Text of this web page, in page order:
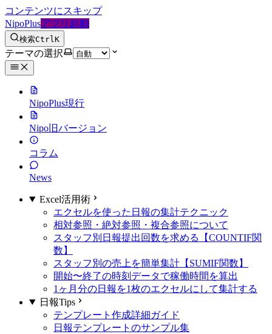
コンテンツにスキップ
NipoPlusアプリ起動
検索CtrlK
テーマの選択
NipoPlus現行
Nipo 旧バージョン
コラム
News
Excel活用術
エクセルを使った日報の集計テクニック
相対参照・絶対参照・複合参照について
スタッフ別日報提出回数を求める【COUNTIF関
数】
スタッフ別の売上を簡単集計【SUMIF関数】
開始〜終了の時刻データで稼働時間を算出
1ヶ月分の日報を1枚のエクセルにして集計する
日報Tips
テンプレート作成詳細ガイド
日報テンプレートのサンプル集